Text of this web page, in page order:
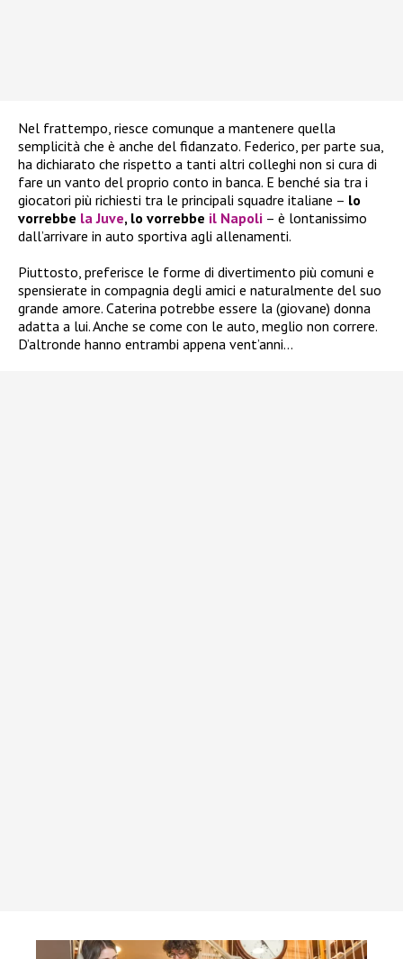
Nel frattempo, riesce comunque a mantenere quella
semplicità che è anche del fidanzato. Federico, per parte sua,
ha dichiarato che rispetto a tanti altri colleghi non si cura di
fare un vanto del proprio conto in banca. E benché sia tra i
giocatori più richiesti tra le principali squadre italiane – lo
vorrebbe la Juve, lo vorrebbe il Napoli – è lontanissimo
dall’arrivare in auto sportiva agli allenamenti.
Piuttosto, preferisce le forme di divertimento più comuni e
spensierate in compagnia degli amici e naturalmente del suo
grande amore. Caterina potrebbe essere la (giovane) donna
adatta a lui. Anche se come con le auto, meglio non correre.
D’altronde hanno entrambi appena vent’anni…